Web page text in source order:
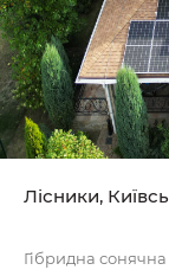
Лісники,
Гібридна